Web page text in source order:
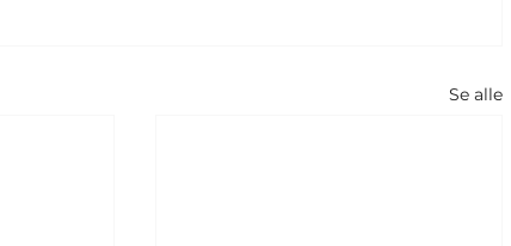
Se alle